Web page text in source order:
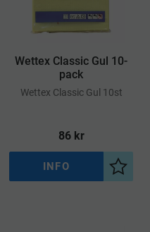
önskelista
Wettex Classic Gul 10-
pack
​Wettex Classic Gul 10st
86kr
Lägg
INFO